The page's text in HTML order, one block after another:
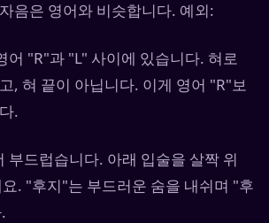
음은 영어와 비슷합니다. 예외:
어 "R"과 "L" 사이에 있습니다. 혀로
, 혀 끝이 아닙니다. 이게 영어 "R"보
.
부드럽습니다. 아래 입술을 살짝 위
. "후지"는 부드러운 숨을 내쉬며 "후